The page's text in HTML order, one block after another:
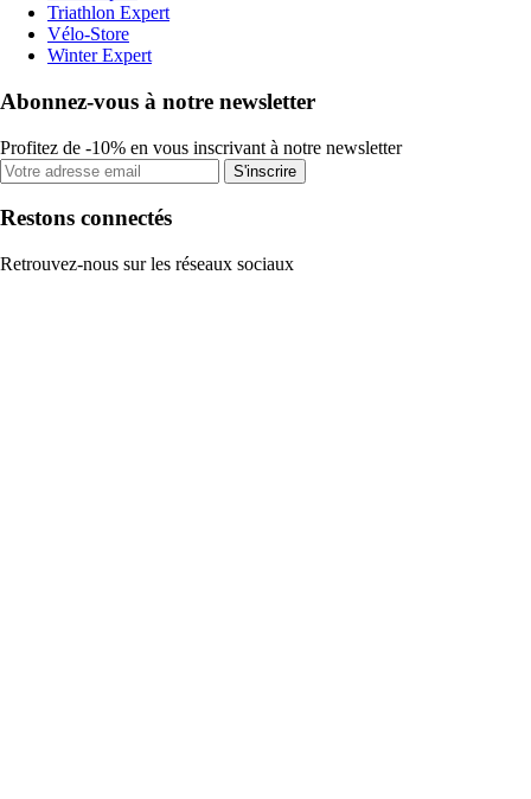
Triathlon Expert
Vélo-Store
Winter Expert
Abonnez-vous à notre newsletter
Profitez de -10% en vous inscrivant à notre newsletter
S'inscrire
Restons connectés
Retrouvez-nous sur les réseaux sociaux